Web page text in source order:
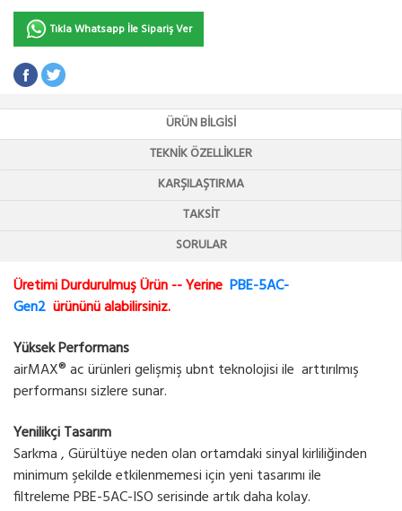
Tıkla Whatsapp İle Sipariş Ver
ÜRÜN BILGISI
TEKNIK ÖZELLIKLER
KARŞILAŞTIRMA
TAKSIT
SORULAR
Üretimi Durdurulmuş Ürün -- Yerine PBE-5AC-
Gen2 ürününü alabilirsiniz.
Yüksek Performans
airMAX® ac ürünleri gelişmiş ubnt teknolojisi ile arttırılmış
performansı sizlere sunar.
Yenilikçi Tasarım
Sarkma , Gürültüye neden olan ortamdaki sinyal kirliliğinden
minimum şekilde etkilenmemesi için yeni tasarımı ile
filtreleme PBE-5AC-ISO serisinde artık daha kolay.